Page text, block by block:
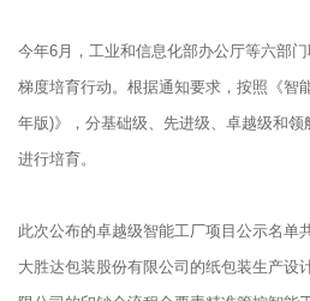
今年6月，工业和信息化部办公厅等六部
梯度培育行动。根据通知要求，按照《智
年版)》，分基础级、先进级、卓越级和
进行培育。
此次公布的卓越级智能工厂项目公示名单
大胜达包装股份有限公司的纸包装生产设